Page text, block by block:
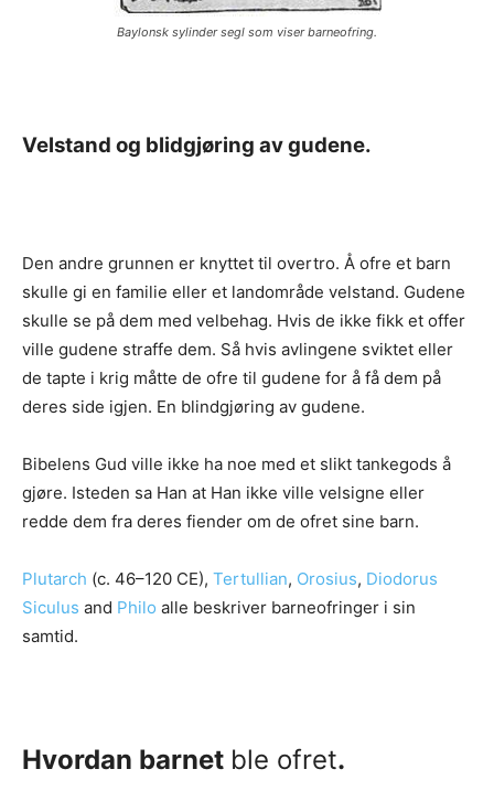
Baylonsk sylinder segl som viser barneofring.
Velstand og blidgjøring av gudene.
Den andre grunnen er knyttet til overtro. Å ofre et barn
skulle gi en familie eller et landområde velstand. Gudene
skulle se på dem med velbehag. Hvis de ikke fikk et offer
ville gudene straffe dem. Så hvis avlingene sviktet eller
de tapte i krig måtte de ofre til gudene for å få dem på
deres side igjen. En blindgjøring av gudene.
Bibelens Gud ville ikke ha noe med et slikt tankegods å
gjøre. Isteden sa Han at Han ikke ville velsigne eller
redde dem fra deres fiender om de ofret sine barn.
Plutarch (c. 46–120 CE), Tertullian, Orosius, Diodorus
Siculus and Philo alle beskriver barneofringer i sin
samtid.
Hvordan barnet ble ofret.